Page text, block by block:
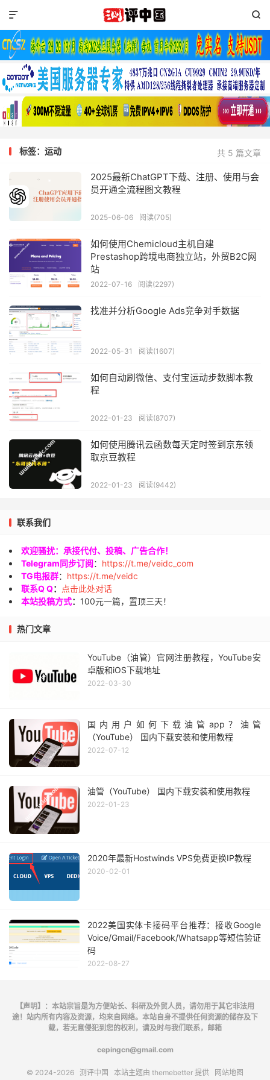


共 5 篇文章
标签：运动
2025最新ChatGPT下载、注册、使用与会
员开通全流程图文教程
2025-06-06 阅读(705)
如何使用Chemicloud主机自建
Prestashop跨境电商独立站，外贸B2C网
站
2022-07-16 阅读(2297)
找准并分析Google Ads竞争对手数据
2022-05-31 阅读(1607)
如何自动刷微信、支付宝运动步数脚本教
程
2022-01-23 阅读(8707)
如何使用腾讯云函数每天定时签到京东领
取京豆教程
2022-01-23 阅读(9442)
联系我们
欢迎骚扰：承接代付、投稿、广告合作！
Telegram同步订阅： https://t.me/veidc_com
TG电报群： https://t.me/veidc
联系Q Q：
点击此处对话
本站投稿方式： 100元一篇，置顶三天！
热门文章
YouTube（油管）官网注册教程，YouTube安
卓版和iOS下载地址
2022-03-30
国内用户如何下载油管app？油管
（YouTube） 国内下载安装和使用教程
2022-07-12
油管（YouTube） 国内下载安装和使用教程
2022-01-23
2020年最新Hostwinds VPS免费更换IP教程
2020-02-01
2022美国实体卡接码平台推荐：接收Google
Voice/Gmail/Facebook/Whatsapp等短信验证
码
2022-08-27
【声明】：本站宗旨是为方便站长、科研及外贸人员，请勿用于其它非法用
途！站内所有内容及资源，均来自网络。本站自身不提供任何资源的储存及下
载，若无意侵犯到您的权利，请及时与我们联系，邮箱
cepingcn@gmail.com
© 2024-2026 测评中国 本站主题由 themebetter 提供 网站地图